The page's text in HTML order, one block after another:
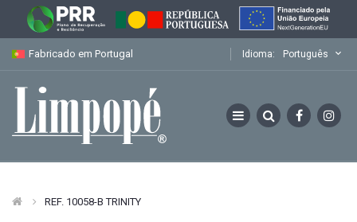
Fabricado em Portugal Idioma: Português
REF. 10058-B TRINITY